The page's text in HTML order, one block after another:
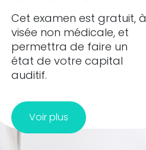
Cet examen est gratuit, à
visée non médicale, et
permettra de faire un
état de votre capital
auditif.
Voir plus